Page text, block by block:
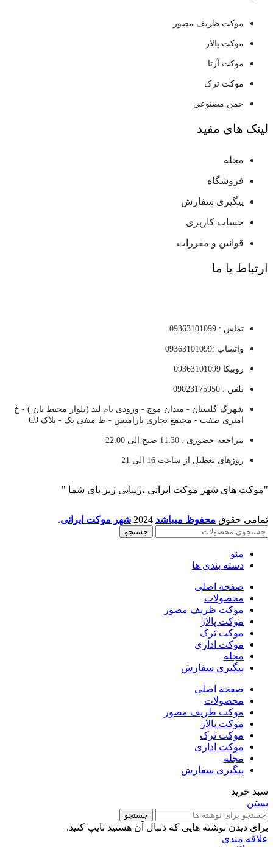
موکت ظریف مصور
موکت پالاز
موکت آرتا
موکت ترک
چمن مصنوعی
لینک های مفید
مجله
فروشگاه
پیگیری سفارش
حساب کاربری
قوانین و مقررات
ارتباط با ما
تماس : 09363101099
واتساپ :09363101099
روبیکا 09363101099
تلفن : 09023175950
شهرگ گلستان - میدان موج - ورودی بام لند (بلوار محیط بان ) - خ
امیری صفت - مجتمع تجاری پارامیس - ط منفی یک - پلاک C9
مراجعه حضوری : 11:30 صبح الی 22:00
روزهای تعطیل از ساعت 16 الی 21
"موکت های شهر موکت ایرانی ،زیبایی زیر پای شما "
تمامی حقوق محفوظ میباشد شهر موکت ایرانی.
جستجو
منو
دسته بندی ها
صفحه اصلی
محصولات
موکت ظریف مصور
موکت پالاز
موکت ترک
موکت اداری
مجله
پیگیری سفارش
صفحه اصلی
محصولات
موکت ظریف مصور
موکت پالاز
موکت ترک
موکت اداری
مجله
پیگیری سفارش
سبد خرید
بستن
جستجو
برای دیدن نوشته هایی که دنبال آن هستید تایپ کنید.
علاقه مندی